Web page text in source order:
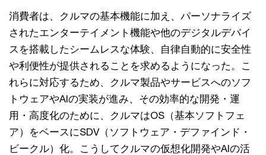
消費者は、クルマの基本機能に加え、パーソナライズ
されたエンターテイメント機能や他のデジタルデバイ
スを搭載したシームレスな体験、自律自動的に安全性
や利便性が提供されることを求めるようになった。こ
れらに対応するため、クルマ製品やサービスへのソフ
トウェアやAIの実装が進み、その効率的な開発・運
用・高度化のために、クルマはOS（基本ソフトフェ
ア）をベースにSDV（ソフトウェア・デファインド・
ビークル）化。こうしてクルマの仮想化開発やAIの活